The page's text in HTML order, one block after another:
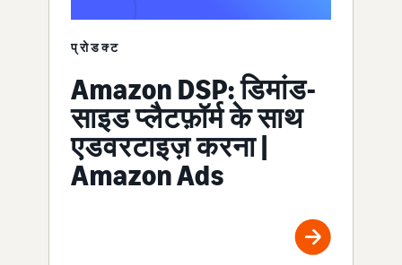
प्रोडक्ट
Amazon DSP: डिमांड-
साइड प्लैटफ़ॉर्म के साथ
एडवरटाइज़ करना |
Amazon Ads